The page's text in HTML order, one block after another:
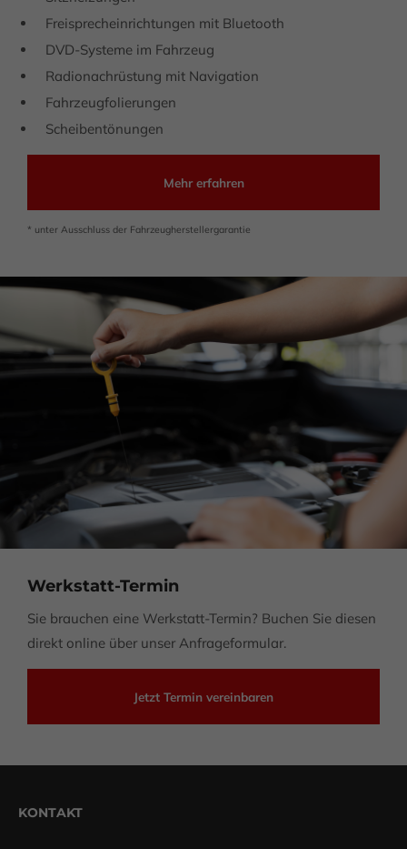
Freisprecheinrichtungen mit Bluetooth
DVD-Systeme im Fahrzeug
Radionachrüstung mit Navigation
Fahrzeugfolierungen
Scheibentönungen
Mehr erfahren
* unter Ausschluss der Fahrzeugherstellergarantie
Werkstatt-Termin
Sie brauchen eine Werkstatt-Termin? Buchen Sie diesen
direkt online über unser Anfrageformular.
Jetzt Termin vereinbaren
KONTAKT